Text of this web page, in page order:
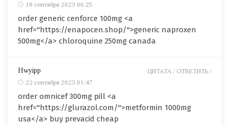
18 сентября 2023 06:25
order generic cenforce 100mg <a
href="https://enapocen.shop/">generic naproxen
500mg</a> chloroquine 250mg canada
Hwyipp
22 сентября 2023 01:47
order omnicef 300mg pill <a
href="https://glurazol.com/">metformin 1000mg
usa</a> buy prevacid cheap
ЦИТАТА / ОТВЕТИТЬ /